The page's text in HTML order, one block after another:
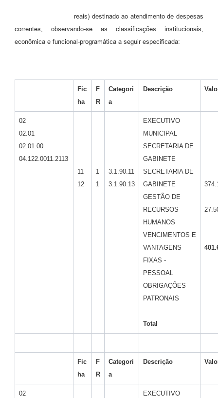
reais) destinado ao atendimento de despesas
correntes, observando-se as classificações institucionais,
econômica e funcional-programática a seguir especificada:
Fic
ha
F
R
Categori
a
Descrição
02
02.01
02.01.00
04.122.0011.2113
11
12
1
1
3.1.90.11
3.1.90.13
EXECUTIVO
MUNICIPAL
SECRETARIA DE
GABINETE
SECRETARIA DE
GABINETE
GESTÃO DE
RECURSOS
HUMANOS
VENCIMENTOS E
VANTAGENS
FIXAS -
PESSOAL
OBRIGAÇÕES
PATRONAIS
Total
401
Fic
ha
F
R
Categori
a
Descrição
02
EXECUTIVO